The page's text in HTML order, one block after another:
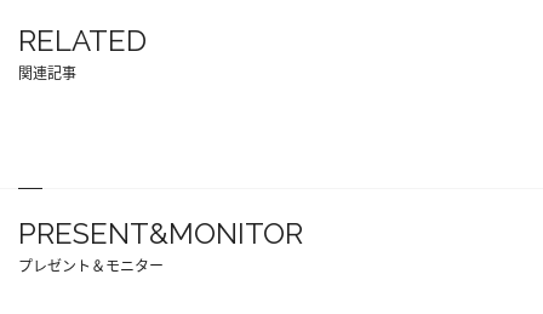
RELATED
関連記事
PRESENT&MONITOR
プレゼント＆モニター